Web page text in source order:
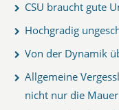
CSU braucht gute
Hochgradig
Von der Dynamik
Allgemeine
nicht nur die Mauer